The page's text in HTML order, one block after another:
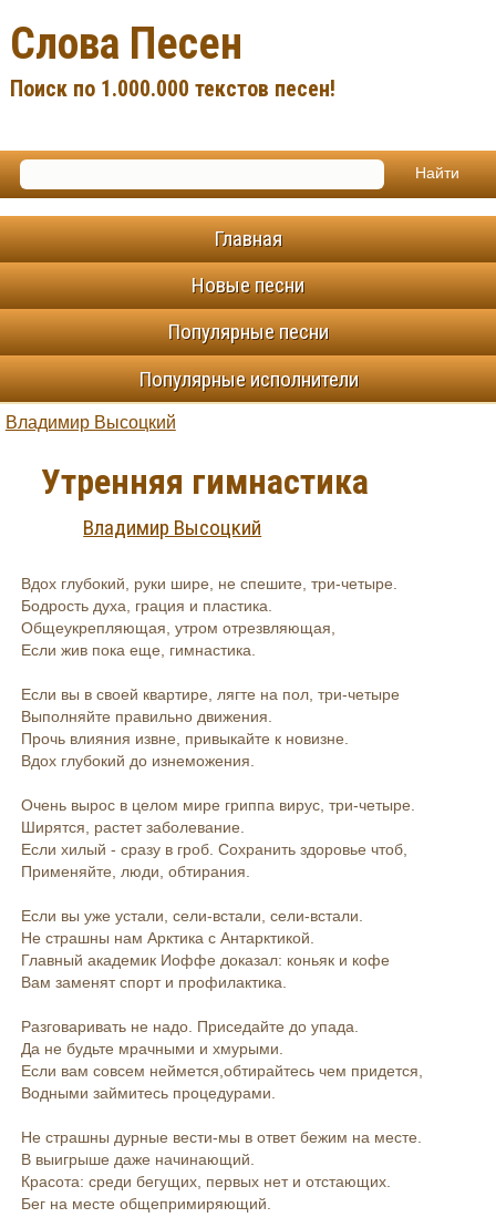
Слова Песен
Поиск по 1.000.000 текстов песен!
Главная
Новые песни
Популярные песни
Популярные исполнители
Владимир Высоцкий
Утренняя гимнастика
Владимир Высоцкий
Вдох глубокий, руки шире, не спешите, три-четыре.
Бодрость духа, грация и пластика.
Общеукрепляющая, утром отрезвляющая,
Если жив пока еще, гимнастика.
Если вы в своей квартире, лягте на пол, три-четыре
Выполняйте правильно движения.
Прочь влияния извне, привыкайте к новизне.
Вдох глубокий до изнеможения.
Очень вырос в целом мире гриппа вирус, три-четыре.
Ширятся, растет заболевание.
Если хилый - сразу в гроб. Сохранить здоровье чтоб,
Применяйте, люди, обтирания.
Если вы уже устали, сели-встали, сели-встали.
Не страшны нам Арктика с Антарктикой.
Главный академик Иоффе доказал: коньяк и кофе
Вам заменят спорт и профилактика.
Разговаривать не надо. Приседайте до упада.
Да не будьте мрачными и хмурыми.
Если вам совсем неймется,обтирайтесь чем придется,
Водными займитесь процедурами.
Не страшны дурные вести-мы в ответ бежим на месте.
В выигрыше даже начинающий.
Красота: среди бегущих, первых нет и отстающих.
Бег на месте общепримиряющий.